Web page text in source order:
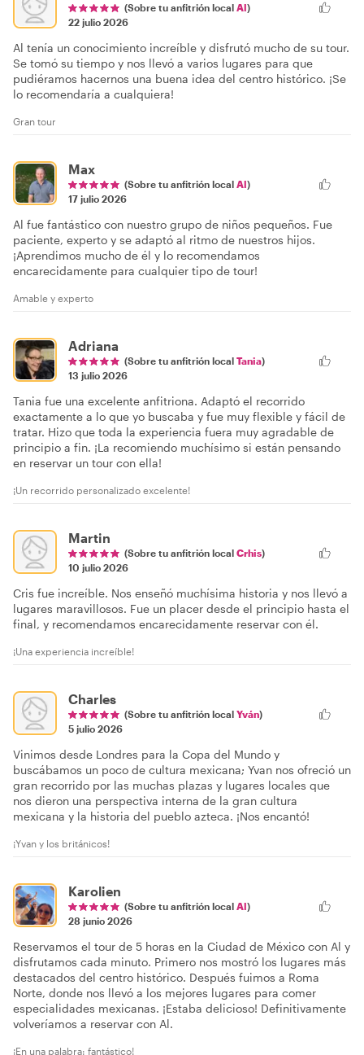
(Sobre tu anfitrión local Al)
22 julio 2026
Al tenía un conocimiento increíble y disfrutó mucho de su tour.
Se tomó su tiempo y nos llevó a varios lugares para que
pudiéramos hacernos una buena idea del centro histórico. ¡Se
lo recomendaría a cualquiera!
Gran tour
Max
(Sobre tu anfitrión local Al)
17 julio 2026
Al fue fantástico con nuestro grupo de niños pequeños. Fue
paciente, experto y se adaptó al ritmo de nuestros hijos.
¡Aprendimos mucho de él y lo recomendamos
encarecidamente para cualquier tipo de tour!
Amable y experto
Adriana
(Sobre tu anfitrión local Tania)
13 julio 2026
Tania fue una excelente anfitriona. Adaptó el recorrido
exactamente a lo que yo buscaba y fue muy flexible y fácil de
tratar. Hizo que toda la experiencia fuera muy agradable de
principio a fin. ¡La recomiendo muchísimo si están pensando
en reservar un tour con ella!
¡Un recorrido personalizado excelente!
Martin
(Sobre tu anfitrión local Crhis)
10 julio 2026
Cris fue increíble. Nos enseñó muchísima historia y nos llevó a
lugares maravillosos. Fue un placer desde el principio hasta el
final, y recomendamos encarecidamente reservar con él.
¡Una experiencia increíble!
Charles
(Sobre tu anfitrión local Yván)
5 julio 2026
Vinimos desde Londres para la Copa del Mundo y
buscábamos un poco de cultura mexicana; Yvan nos ofreció un
gran recorrido por las muchas plazas y lugares locales que
nos dieron una perspectiva interna de la gran cultura
mexicana y la historia del pueblo azteca. ¡Nos encantó!
¡Yvan y los británicos!
Karolien
(Sobre tu anfitrión local Al)
28 junio 2026
Reservamos el tour de 5 horas en la Ciudad de México con Al y
disfrutamos cada minuto. Primero nos mostró los lugares más
destacados del centro histórico. Después fuimos a Roma
Norte, donde nos llevó a los mejores lugares para comer
especialidades mexicanas. ¡Estaba delicioso! Definitivamente
volveríamos a reservar con Al.
¡En una palabra: fantástico!